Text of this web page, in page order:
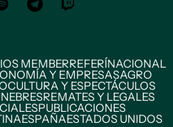
MEMBERREFERÍNACIONAL
Y EMPRESASAGRO
CULTURA Y ESPECTÁCULOS
REMATES Y LEGALES
PUBLICACIONES
ESPAÑAESTADOS UNIDOS